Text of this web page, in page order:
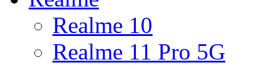
Realme 10
Realme 11 Pro 5G